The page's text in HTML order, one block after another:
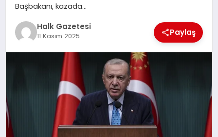
SPOR
Başbakanı, kazada…
Halk Gazetesi
11 Kasım 2025 Paylaş